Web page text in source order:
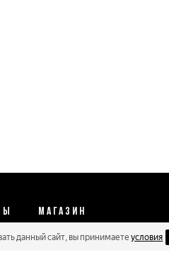
МАГАЗИН
Реквизиты
данный сайт, вы принимаетеусловия